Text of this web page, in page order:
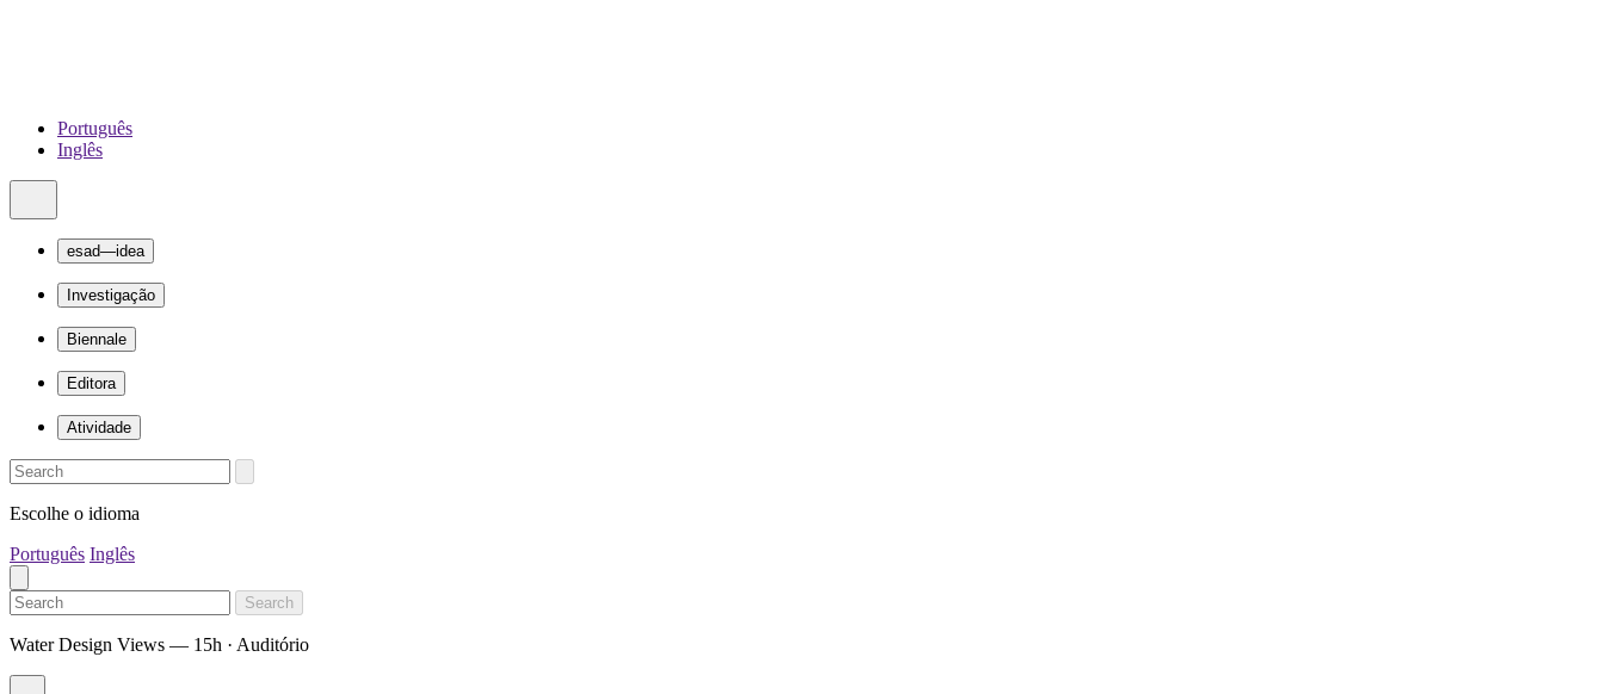
Português
Inglês
esad—idea
Investigação
Biennale
Editora
Atividade
Escolhe o idioma
Português Inglês
Search
Water Design Views — 15h · Auditório